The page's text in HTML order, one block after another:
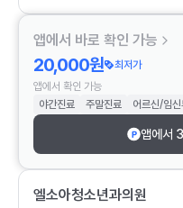
앱에서 바로 확인 가능
20,000원
최저가
앱에서 확인 가능
야간진료
주말진료 어르신/임
앱에서
엘소아청소년과의원